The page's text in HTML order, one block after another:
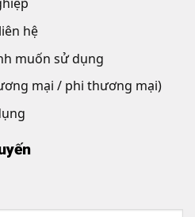
hệ
muốn sử dụng
mại / phi thương mại)